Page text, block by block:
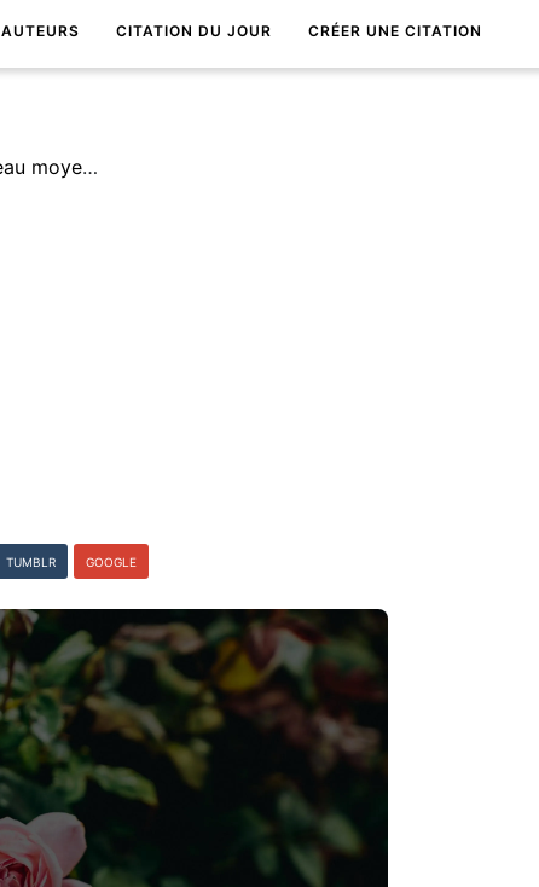
AUTEURS CITATION DU JOUR CRÉER UNE CITATION
Les yeux sont le plus beau moyen de communication.
TUMBLR GOOGLE